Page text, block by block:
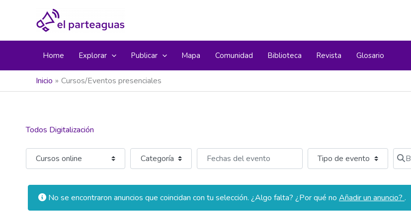
Home Explorar Publicar Mapa Comunidad Biblioteca Revista Glosario
Inicio Cursos/Eventos presenciales
Todos Digitalización
Seleccionar el formulario de búsqueda
Categoría Fechas del evento Buscar
No se encontraron anuncios que coincidan con tu selección. ¿Algo falta? ¿Por qué no Añadir un anuncio? .